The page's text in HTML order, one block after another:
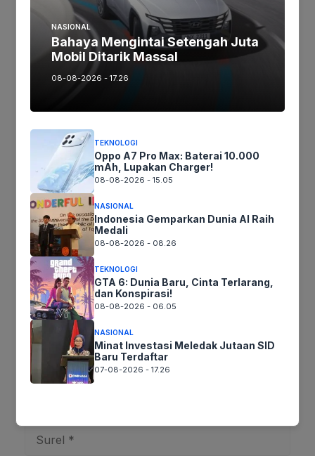
Jika keberatan atau harus diedit baik
Artikel maupun foto Silahkan
Laporkan!
Terima Kasih
Ikuti kami :
Tinggalkan komentar
Komentar
Surel
NASIONAL
Bahaya Mengintai Setengah Juta
Mobil Ditarik Massal
08-08-2026 - 17.26
TEKNOLOGI
Oppo A7 Pro Max: Baterai 10.000
mAh, Lupakan Charger!
08-08-2026 - 15.05
NASIONAL
Indonesia Gemparkan Dunia AI Raih
Medali
08-08-2026 - 08.26
TEKNOLOGI
GTA 6: Dunia Baru, Cinta Terlarang,
dan Konspirasi!
08-08-2026 - 06.05
NASIONAL
Minat Investasi Meledak Jutaan SID
Baru Terdaftar
07-08-2026 - 17.26